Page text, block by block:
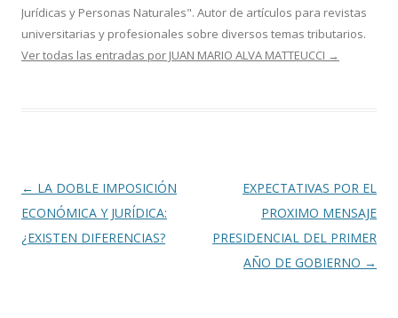
Jurídicas y Personas Naturales". Autor de artículos para revistas
universitarias y profesionales sobre diversos temas tributarios.
Ver todas las entradas por JUAN MARIO ALVA MATTEUCCI →
Navegación
de
entradas
← LA DOBLE IMPOSICIÓN
ECONÓMICA Y JURÍDICA:
¿EXISTEN DIFERENCIAS?
EXPECTATIVAS POR EL
PROXIMO MENSAJE
PRESIDENCIAL DEL PRIMER
AÑO DE GOBIERNO →